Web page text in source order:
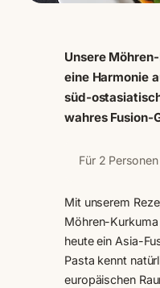
Unsere
eine Harmonie
süd-
wahres Fusion-
Für 2 Personen
Mit unserem
Möhren-
heute ein Asia-
Pasta kennt
europäischen